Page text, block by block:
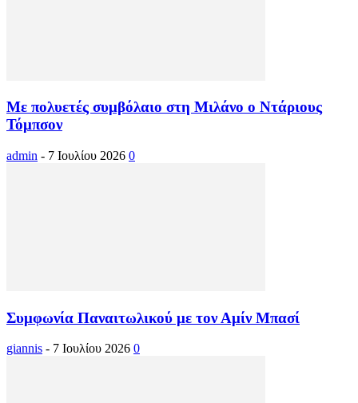
Με πολυετές συμβόλαιο στη Μιλάνο ο Ντάριους
Τόμπσον
admin - 7 Ιουλίου 2026 0
Συμφωνία Παναιτωλικού με τον Αμίν Μπασί
giannis - 7 Ιουλίου 2026 0